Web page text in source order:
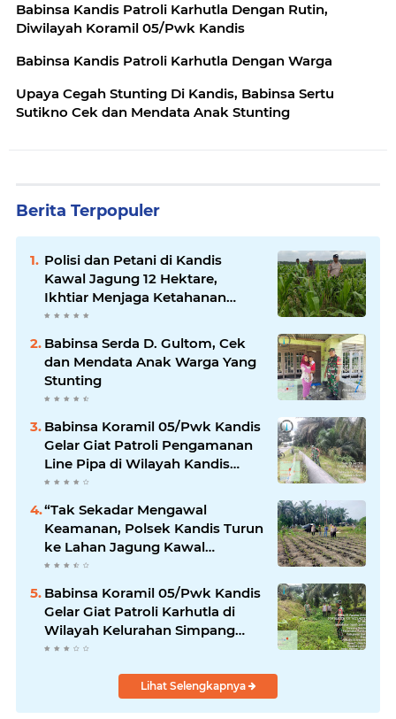
Babinsa Kandis Patroli Karhutla Dengan Rutin,
Diwilayah Koramil 05/Pwk Kandis
Babinsa Kandis Patroli Karhutla Dengan Warga
Upaya Cegah Stunting Di Kandis, Babinsa Sertu
Sutikno Cek dan Mendata Anak Stunting
Berita Terpopuler
Polisi dan Petani di Kandis
Kawal Jagung 12 Hektare,
Ikhtiar Menjaga Ketahanan
Pangan
Babinsa Serda D. Gultom, Cek
dan Mendata Anak Warga Yang
Stunting
Babinsa Koramil 05/Pwk Kandis
Gelar Giat Patroli Pengamanan
Line Pipa di Wilayah Kandis
Kandis
“Tak Sekadar Mengawal
Keamanan, Polsek Kandis Turun
ke Lahan Jagung Kawal
Ketahanan Pangan
Babinsa Koramil 05/Pwk Kandis
Gelar Giat Patroli Karhutla di
Wilayah Kelurahan Simpang
Belutu
Lihat Selengkapnya